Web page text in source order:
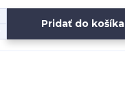
Pridať do košíka